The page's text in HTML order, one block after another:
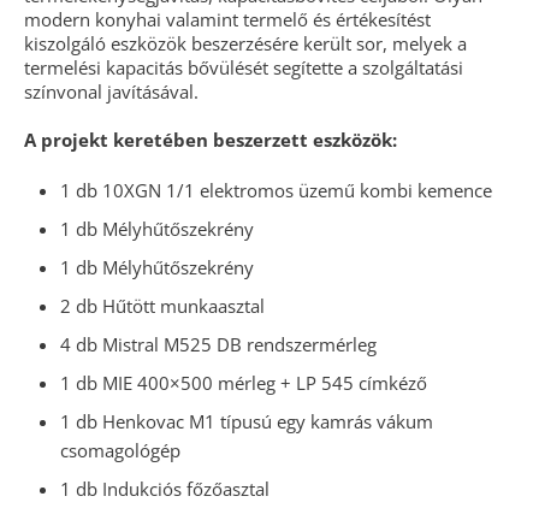
modern konyhai valamint termelő és értékesítést
kiszolgáló eszközök beszerzésére került sor, melyek a
termelési kapacitás bővülését segítette a szolgáltatási
színvonal javításával.
A projekt keretében beszerzett eszközök:
1 db 10XGN 1/1 elektromos üzemű kombi kemence
1 db Mélyhűtőszekrény
1 db Mélyhűtőszekrény
2 db Hűtött munkaasztal
4 db Mistral M525 DB rendszermérleg
1 db MIE 400×500 mérleg + LP 545 címkéző
1 db Henkovac M1 típusú egy kamrás vákum
csomagológép
1 db Indukciós főzőasztal